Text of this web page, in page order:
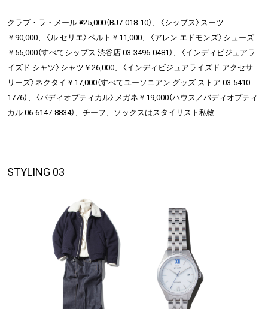
クラブ・ラ・メール ¥25,000（BJ7-018-10）、〈シップス〉スーツ
￥90,000、〈ル セリエ〉ベルト￥11,000、〈アレン エドモンズ〉シューズ
￥55,000（すべてシップス 渋谷店 03-3496-0481）、〈インディビジュアラ
イズド シャツ〉シャツ￥26,000、〈インディビジュアライズド アクセサ
リーズ〉ネクタイ￥17,000（すべてユーソニアン グッズ ストア 03-5410-
1776）、〈バディオプティカル〉メガネ￥19,000（ハウス／バディオプティ
カル 06-6147-8834）、チーフ、ソックスはスタイリスト私物
STYLING 03